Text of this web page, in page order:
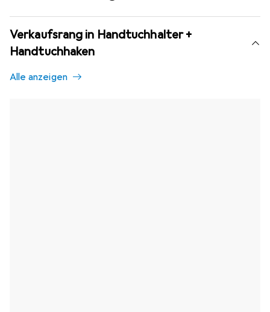
Verkaufsrang in Handtuchhalter +
Handtuchhaken
Alle anzeigen